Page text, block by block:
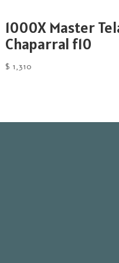
1000X Master
Chaparral f10
$ 1,310